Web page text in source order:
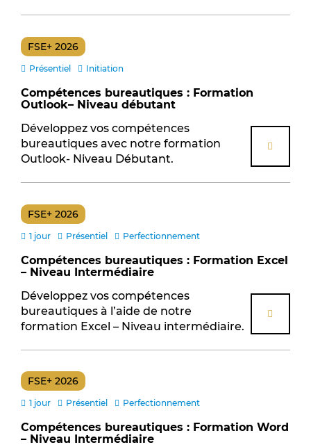
FSE+ 2026
Présentiel Initiation
Compétences bureautiques : Formation
Outlook– Niveau débutant
Développez vos compétences
bureautiques avec notre formation
Outlook- Niveau Débutant.
FSE+ 2026
1 jour Présentiel Perfectionnement
Compétences bureautiques : Formation Excel
– Niveau Intermédiaire
Développez vos compétences
bureautiques à l’aide de notre
formation Excel – Niveau intermédiaire.
FSE+ 2026
1 jour Présentiel Perfectionnement
Compétences bureautiques : Formation Word
– Niveau Intermédiaire